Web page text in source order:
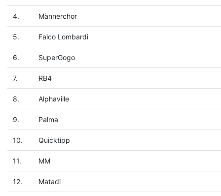
4. Männerchor
5. Falco Lombardi
6. SuperGogo
7. RB4
8. Alphaville
9. Palma
10. Quicktipp
11. MM
12. Matadi